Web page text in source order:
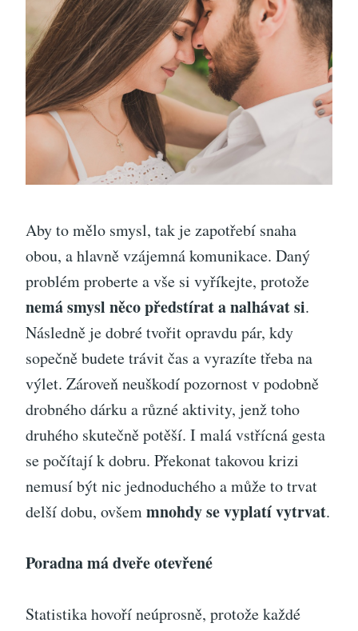
Aby to mělo smysl, tak je zapotřebí snaha
obou, a hlavně vzájemná komunikace. Daný
problém proberte a vše si vyříkejte, protože
nemá smysl něco předstírat a nalhávat si.
Následně je dobré tvořit opravdu pár, kdy
sopečně budete trávit čas a vyrazíte třeba na
výlet. Zároveň neuškodí pozornost v podobně
drobného dárku a různé aktivity, jenž toho
druhého skutečně potěší. I malá vstřícná gesta
se počítají k dobru. Překonat takovou krizi
nemusí být nic jednoduchého a může to trvat
delší dobu, ovšemmnohdy se vyplatí vytrvat.
Poradna má dveře otevřené
Statistika hovoří neúprosně, protože každé